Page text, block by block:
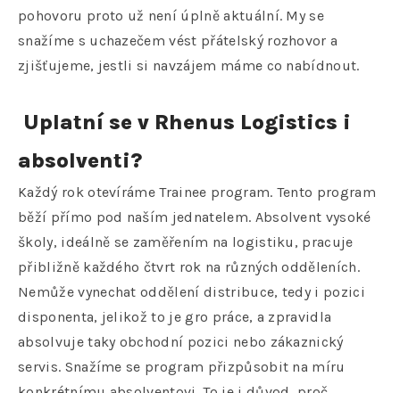
pohovoru proto už není úplně aktuální. My se
snažíme s uchazečem vést přátelský rozhovor a
zjišťujeme, jestli si navzájem máme co nabídnout.
Uplatní se v Rhenus Logistics i
absolventi?
Každý rok otevíráme Trainee program. Tento program
běží přímo pod naším jednatelem. Absolvent vysoké
školy, ideálně se zaměřením na logistiku, pracuje
přibližně každého čtvrt rok na různých odděleních.
Nemůže vynechat oddělení distribuce, tedy i pozici
disponenta, jelikož to je gro práce, a zpravidla
absolvuje taky obchodní pozici nebo zákaznický
servis. Snažíme se program přizpůsobit na míru